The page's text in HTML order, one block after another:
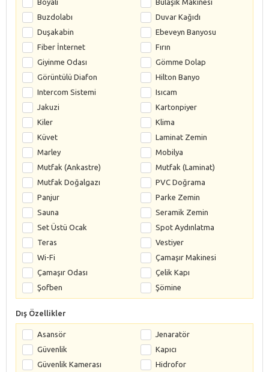
Buzdolabı
Duvar Kağıdı
Duşakabin
Ebeveyn Banyosu
Fiber İnternet
Fırın
Giyinme Odası
Gömme Dolap
Görüntülü Diafon
Hilton Banyo
Intercom Sistemi
Isıcam
Jakuzi
Kartonpiyer
Kiler
Klima
Küvet
Laminat Zemin
Marley
Mobilya
Mutfak (Ankastre)
Mutfak (Laminat)
Mutfak Doğalgazı
PVC Doğrama
Panjur
Parke Zemin
Sauna
Seramik Zemin
Set Üstü Ocak
Spot Aydınlatma
Teras
Vestiyer
Wi-Fi
Çamaşır Makinesi
Çamaşır Odası
Çelik Kapı
Şofben
Şömine
Dış Özellikler
Asansör
Jenaratör
Güvenlik
Kapıcı
Güvenlik Kamerası
Hidrofor